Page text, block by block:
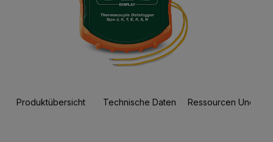
Produktübersicht Technische Daten Ressourcen Und